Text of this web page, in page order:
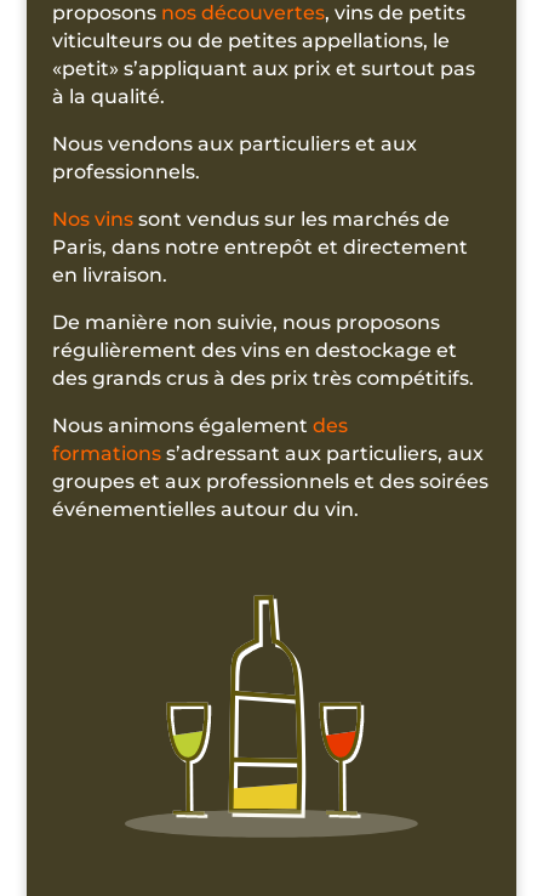
proposons nos découvertes, vins de petits
viticulteurs ou de petites appellations, le
«petit» s’appliquant aux prix et surtout pas
à la qualité.
Nous vendons aux particuliers et aux
professionnels.
Nos vinssont vendus sur les marchés de
Paris, dans notre entrepôt et directement
en livraison.
De manière non suivie, nous proposons
régulièrement des vins en destockage et
des grands crus à des prix très compétitifs.
Nous animons également des
formationss’adressant aux particuliers, aux
groupes et aux professionnels et des soirées
événementielles autour du vin.